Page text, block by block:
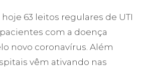
63 leitos regulares de UTI
com a doença
novo coronavírus. Além
vêm ativando nas